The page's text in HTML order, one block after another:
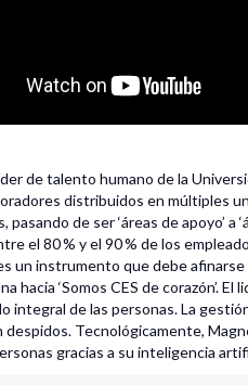
de talento humano de la
distribuidos en múltiples
pasando de ser ‘áreas de apoyo’ a
el 80 % y el 90 % de los
un instrumento que debe
hacia ‘Somos CES de corazón’.
integral de las personas. La
despidos. Tecnológicamente,
gracias a su inteligencia